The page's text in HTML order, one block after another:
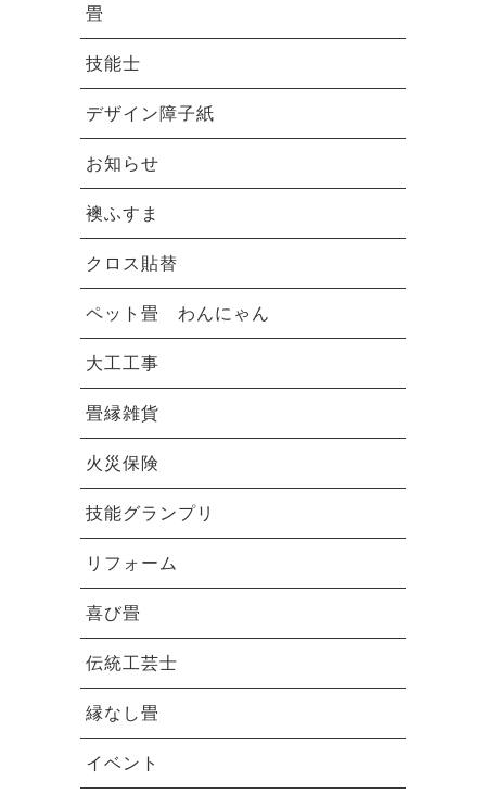
畳
技能士
デザイン障子紙
お知らせ
襖ふすま
クロス貼替
ペット畳 わんにゃん
大工工事
畳縁雑貨
火災保険
技能グランプリ
リフォーム
喜び畳
伝統工芸士
縁なし畳
イベント